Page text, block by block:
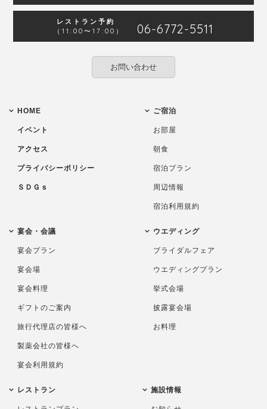
レストラン予約
（11:00〜17:00）
06-6772-5511
お問い合わせ
HOME
イベント
アクセス
プライバシーポリシー
ＳＤＧｓ
ご宿泊
お部屋
朝食
宿泊プラン
周辺情報
宿泊利用規約
宴会・会議
宴会プラン
宴会場
宴会料理
ギフトのご案内
旅行代理店の皆様へ
製薬会社の皆様へ
宴会利用規約
ウエディング
ブライダルフェア
ウエディングプラン
挙式会場
披露宴会場
お料理
レストラン 施設情報